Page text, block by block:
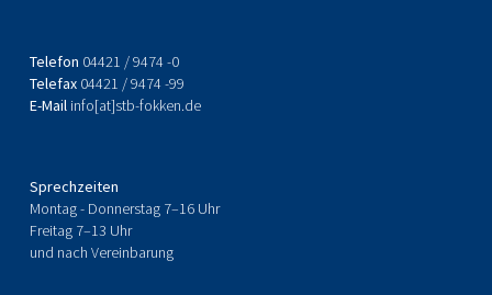
Telefon 04421 / 9474 -0
Telefax 04421 / 9474 -99
E-Mail info[at]stb-fokken.de
Sprechzeiten
Montag - Donnerstag 7–16 Uhr
Freitag 7–13 Uhr
und nach Vereinbarung